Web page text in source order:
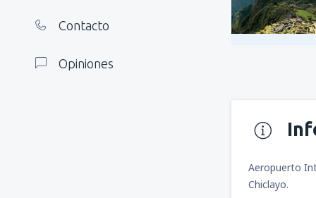
Contacto
Opiniones
Aeropuerto
Chiclayo.